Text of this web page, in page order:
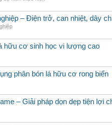
– Điện trở, can nhiệt, dây
hữu cơ sinh học vi lượng cao
phân bón lá hữu cơ rong biển
– Giải pháp dọn dẹp tiện lợi